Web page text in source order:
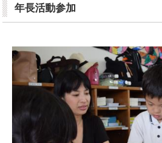
年長活動参加